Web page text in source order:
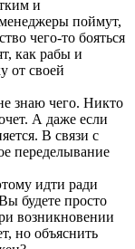
и
поймут,
чего-то бояться
как рабы и
от своей
знаю чего. Никто
А даже если
В связи с
переделывание
идти ради
будете просто
возникновении
но объяснить